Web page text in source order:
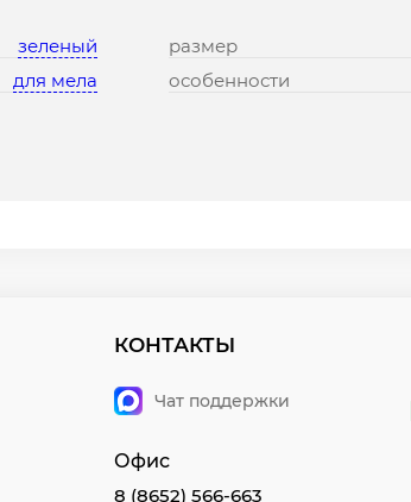
зеленый
для мела
размер
особенности
КОНТАКТЫ
Чат поддержки
Офис
8 (8652) 566-663